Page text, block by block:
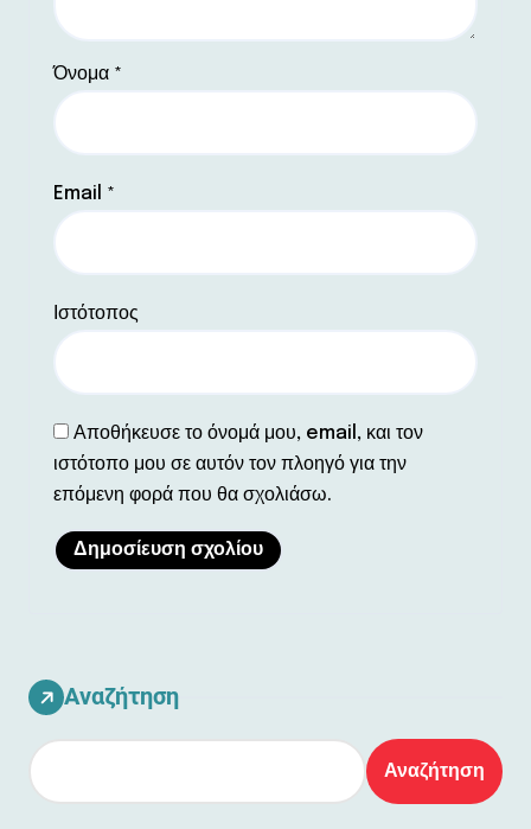
Όνομα *
Email *
Ιστότοπος
Αποθήκευσε το όνομά μου, email, και τον
ιστότοπο μου σε αυτόν τον πλοηγό για την
επόμενη φορά που θα σχολιάσω.
Αναζήτηση
Αναζήτηση